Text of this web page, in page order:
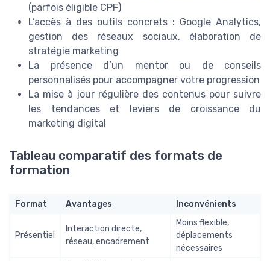
(parfois éligible CPF)
L’accès à des outils concrets : Google Analytics,
gestion des réseaux sociaux, élaboration de
stratégie marketing
La présence d’un mentor ou de conseils
personnalisés pour accompagner votre progression
La mise à jour régulière des contenus pour suivre
les tendances et leviers de croissance du
marketing digital
Tableau comparatif des formats de
formation
Format Avantages Inconvénients
Présentiel
Interaction directe,
réseau, encadrement
Moins flexible,
déplacements
nécessaires